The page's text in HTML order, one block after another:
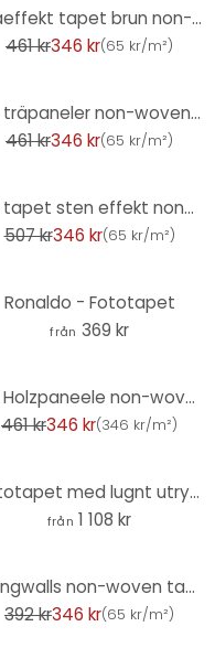
Träeffekt tapet brun non-woven tapet 3D träpaneler Skandinavisk modern
461 kr346 kr(65 kr/m²)
3D träpaneler non-woven tapet - naturliga trälameller av A.S. Creation svart, modern
461 kr346 kr(65 kr/m²)
3D tapet sten effekt non-woven tapet gråbrun sten tapet modernt vardagsrum kök
507 kr346 kr(65 kr/m²)
Ronaldo - Fototapet
från 369 kr
3D Holzpaneele non-woven tapet - tapet i träutseende av A.S. Creation grå, svart
461 kr346 kr(346 kr/m²)
Fototapet med lugnt utrymme
från 1 108 kr
Livingwalls non-woven tapet New Walls Cosy & Relax djungel tapet grön
392 kr346 kr(65 kr/m²)